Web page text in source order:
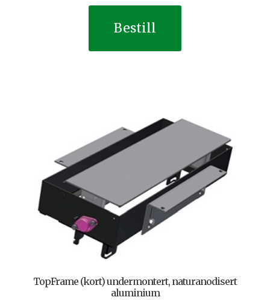
Bestill
TopFrame (kort) undermontert, naturanodisert
aluminium